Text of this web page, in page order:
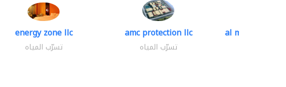
energy zone llc
تسرّب المياه
amc protection llc
تسرّب المياه
al mutathawer